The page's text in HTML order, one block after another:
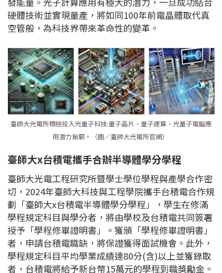
硬體技術並實現量產，將如同100年前電晶體取代真
空管般，為科技界帶來革命性的變革。
臺師大光電所積極投入光量子科技:量子晶片、量子運算、光量子電腦應
用潛力無窮。（圖／臺師大光電所官網）
臺師大x台積電攜手合辦半導體學分學程
臺師大光電工程研究所暨學士學位學程與產學合作密
切，2024年臺師大科技與工程學院攜手台積電合作規
劃「臺師大x台積電半導體學分學程」，學生在修滿
學程規定科目與學分者，將由學校及台積電共同簽署
授予「學程修畢證明書」。獲頒「學程修畢證明書」
者，申請台積電職缺，將保證獲得面試機會。此外，
學程規定科目平均學業成績達80分(含)以上並獲錄取
者，台積電將給予新台幣15萬元的學程到職獎勵金。